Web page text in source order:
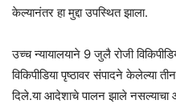
केल्यानंतर हा मुद्दा उपस्थित झाला.
उच्च न्यायालयाने 9 जुलै रोजी
विकिपीडिया पृष्ठावर संपादने केलेल्या
दिले.या आदेशाचे पालन झाले